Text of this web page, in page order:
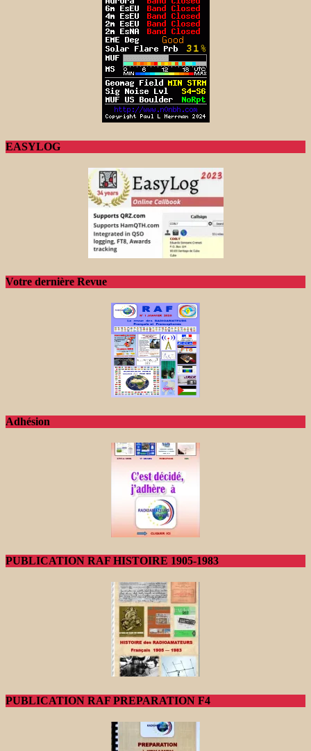
EASYLOG
Votre dernière Revue
Adhésion
PUBLICATION RAF HISTOIRE 1905-1983
PUBLICATION RAF PREPARATION F4